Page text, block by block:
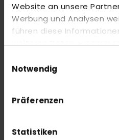
Website an unsere
Werbung und Analysen
führen diese
weiteren Daten
Nutzung der Dienste
Notwendig
Präferenzen
Statistiken
OBO ROBO Elbow Guard Black
91,00 €
NEWSLETTER ANMELDUNG